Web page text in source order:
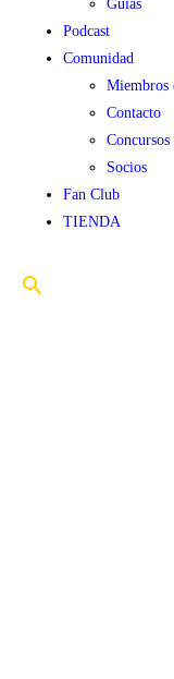
Guías
Podcast
Comunidad
Miembros
Contacto
Concursos
Socios
Fan Club
TIENDA